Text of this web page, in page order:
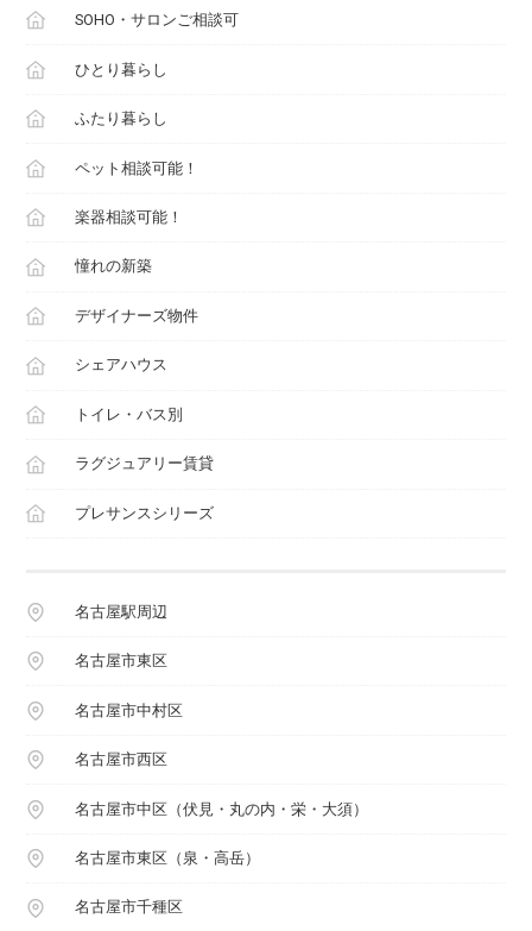
SOHO・サロンご相談可
ひとり暮らし
ふたり暮らし
ペット相談可能！
楽器相談可能！
憧れの新築
デザイナーズ物件
シェアハウス
トイレ・バス別
ラグジュアリー賃貸
プレサンスシリーズ
名古屋駅周辺
名古屋市東区
名古屋市中村区
名古屋市西区
名古屋市中区（伏見・丸の内・栄・大須）
名古屋市東区（泉・高岳）
名古屋市千種区